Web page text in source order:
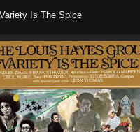
Is The Spice